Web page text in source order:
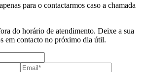
para o contactarmos caso a chamada
do horário de atendimento. Deixe a sua
em contacto no próximo dia útil.